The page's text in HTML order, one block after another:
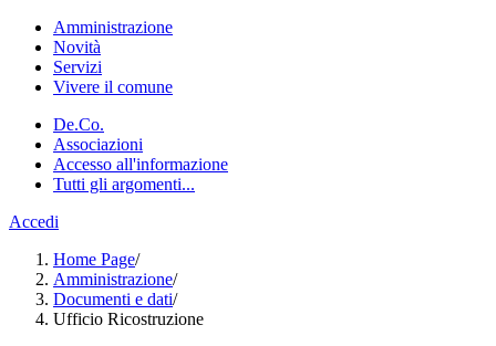
Amministrazione
Novità
Servizi
Vivere il comune
De.Co.
Associazioni
Accesso all'informazione
Tutti gli argomenti...
Accedi
Home Page/
Amministrazione/
Documenti e dati/
Ufficio Ricostruzione